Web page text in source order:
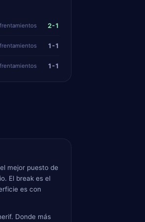
2-1
1-1
1-1
mejor puesto de
El break es el
es con
Donde más